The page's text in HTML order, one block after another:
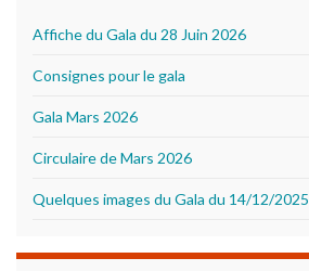
Affiche du Gala du 28 Juin 2026
Consignes pour le gala
Gala Mars 2026
Circulaire de Mars 2026
Quelques images du Gala du 14/12/2025